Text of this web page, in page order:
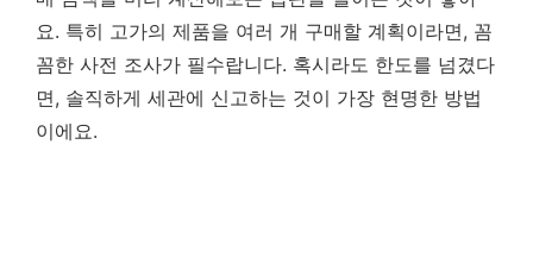
요. 특히 고가의 제품을 여러 개 구매할 계획이라면, 꼼
꼼한 사전 조사가 필수랍니다. 혹시라도 한도를 넘겼다
면, 솔직하게 세관에 신고하는 것이 가장 현명한 방법
이에요.